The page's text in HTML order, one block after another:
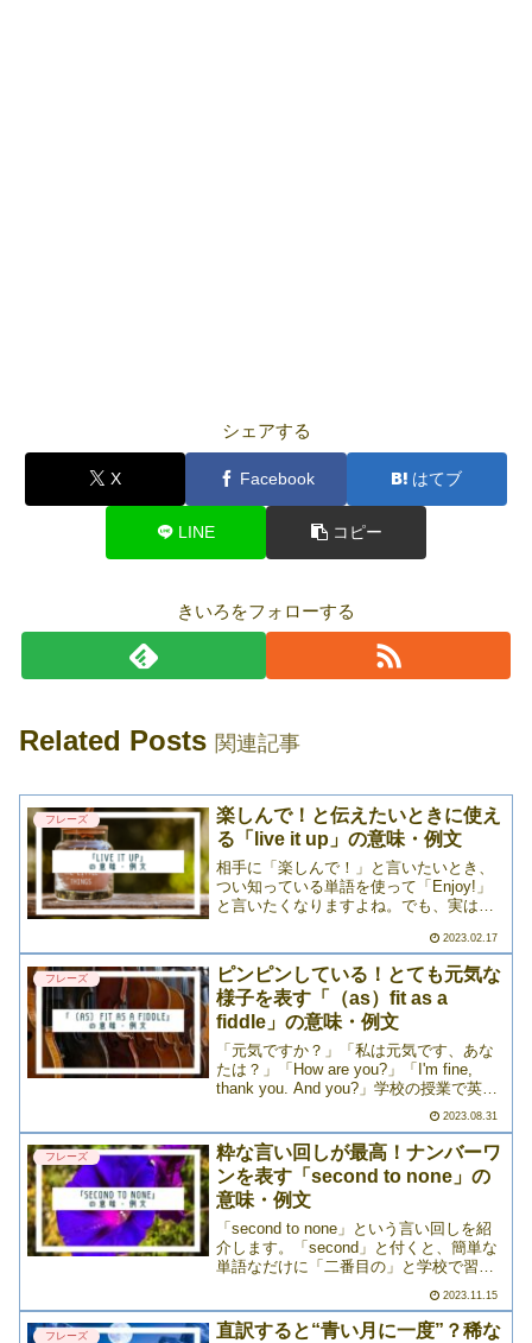
シェアする
X Facebook はてブ
LINE コピー
きいろをフォローする
Related Posts 関連記事
フレーズ
楽しんで！と伝えたいときに使え
る「live it up」の意味・例文
相手に「楽しんで！」と言いたいとき、
つい知っている単語を使って「Enjoy!」
と言いたくなりますよね。でも、実は他
up」。日常会話の中でもよく出てくる表
現ですので、ぜひ覚えておきましょう。
(fu>>>
2023.02.17
フレーズ
ピンピンしている！とても元気な
様子を表す「（as）fit as a
fiddle」の意味・例文
「元気ですか？」「私は元気です、あな
たは？」「How are you?」「I'm fine,
thank you. And you?」学校の授業で英語
のフレーズですよね。英語が苦手でも
「これは覚えている！>>>
2023.08.31
フレーズ
粋な言い回しが最高！ナンバーワ
ンを表す「second to none」の
意味・例文
「second to none」という言い回しを紹
介します。「second」と付くと、簡単な
単語なだけに「二番目の」と学校で習っ
ませんが、この意味は少し違います。
「second to none」の意味は「>>>
2023.11.15
フレーズ
直訳すると“青い月に一度”？稀な